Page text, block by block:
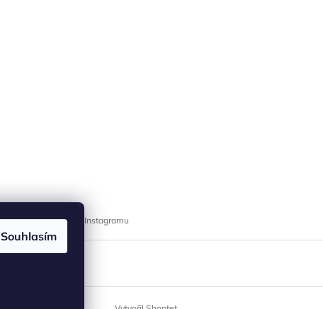
Souhlasím
Sledovat na Instagramu